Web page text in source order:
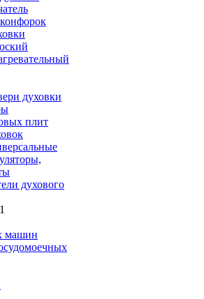
духовки
плит
духового